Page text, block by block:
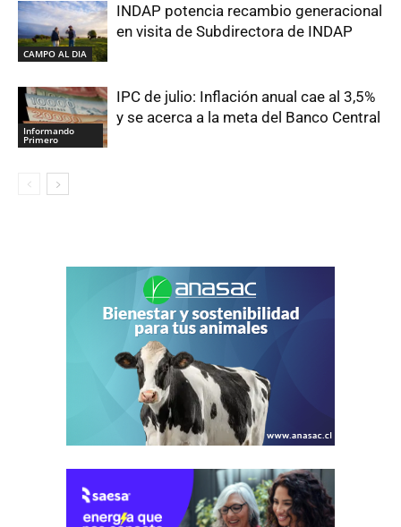
CAMPO AL DIA
INDAP potencia recambio generacional
en visita de Subdirectora de INDAP
Informando
Primero
IPC de julio: Inflación anual cae al 3,5%
y se acerca a la meta del Banco Central